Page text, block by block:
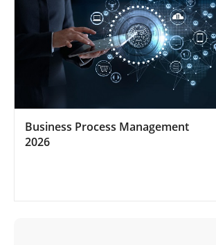
Business Process Management
2026